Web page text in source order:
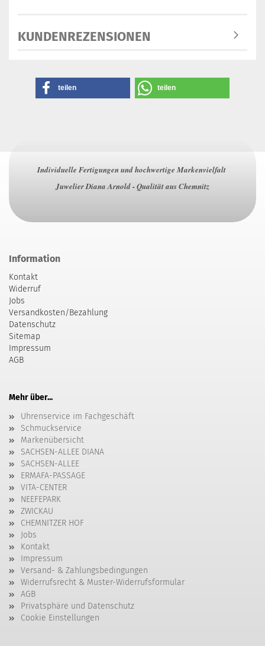
KUNDENREZENSIONEN
teilen teilen
Individuelle Fertigungen und hochwertige Markenvielfalt
Juwelier Diana Arnold - Qualität aus Chemnitz
Information
Kontakt
Widerruf
Jobs
Versandkosten/Bezahlung
Datenschutz
Sitemap
Impressum
AGB
Mehr über...
Uhrenservice im Fachgeschäft
Schmuckservice
Markenübersicht
SACHSEN-ALLEE DIANA
SACHSEN-ALLEE
ERMAFA-PASSAGE
VITA-CENTER
NEEFEPARK
ZWICKAU
CHEMNITZER HOF
Jobs
Kontakt
Impressum
Versand- & Zahlungsbedingungen
Widerrufsrecht & Muster-Widerrufsformular
AGB
Privatsphäre und Datenschutz
Cookie Einstellungen